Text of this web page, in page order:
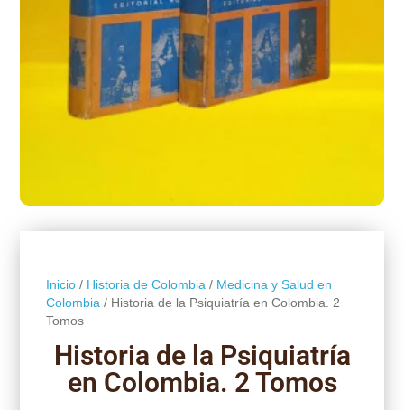
Inicio/ Historia de Colombia / Medicina y Salud en
Colombia / Historia de la Psiquiatría en Colombia. 2
Tomos
Historia de la Psiquiatría
en Colombia. 2 Tomos